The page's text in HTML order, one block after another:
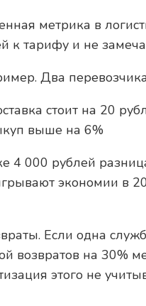
метрика в
к тарифу и не
Два
стоит на 20
выше на 6%
4 000 рублей
экономии в
Если одна
возвратов на 30%
этого не